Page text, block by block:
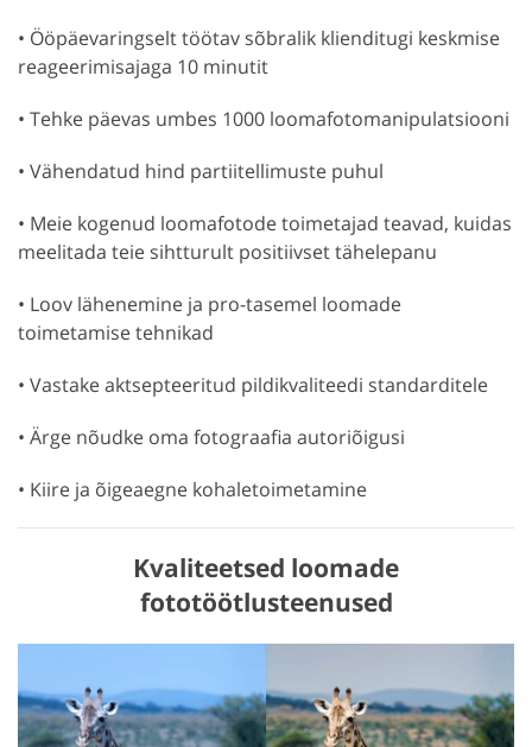
• Ööpäevaringselt töötav sõbralik klienditugi keskmise
reageerimisajaga 10 minutit
• Tehke päevas umbes 1000 loomafotomanipulatsiooni
• Vähendatud hind partiitellimuste puhul
• Meie kogenud loomafotode toimetajad teavad, kuidas
meelitada teie sihtturult positiivset tähelepanu
• Loov lähenemine ja pro-tasemel loomade
toimetamise tehnikad
• Vastake aktsepteeritud pildikvaliteedi standarditele
• Ärge nõudke oma fotograafia autoriõigusi
• Kiire ja õigeaegne kohaletoimetamine
Kvaliteetsed loomade
fototöötlusteenused